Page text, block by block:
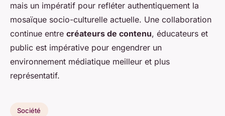
mais un impératif pour refléter authentiquement la
mosaïque socio-culturelle actuelle. Une collaboration
continue entre créateurs de contenu, éducateurs et
public est impérative pour engendrer un
environnement médiatique meilleur et plus
représentatif.
Société